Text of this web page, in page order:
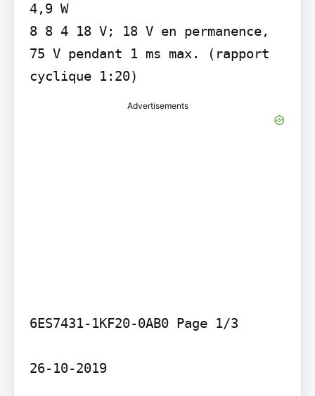
4,9 W
8 8 4 18 V; 18 V en permanence,
75 V pendant 1 ms max. (rapport
cyclique 1:20)
Advertisements
6ES7431-1KF20-0AB0 Page 1/3
26-10-2019